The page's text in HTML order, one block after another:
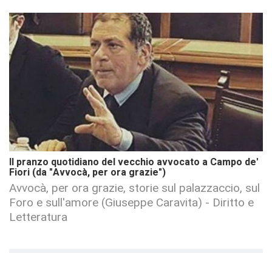
Il pranzo quotidiano del vecchio avvocato a Campo de'
Fiori (da "Avvocà, per ora grazie")
Avvocà, per ora grazie, storie sul palazzaccio, sul
Foro e sull'amore (Giuseppe Caravita) - Diritto e
Letteratura